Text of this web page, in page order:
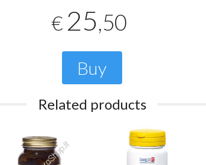
€ 25,50
Buy
Related products